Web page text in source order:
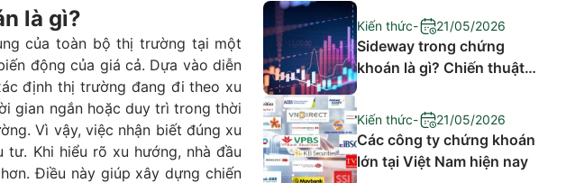
là gì?
của toàn bộ thị trường tại một
động của giá cả. Dựa vào diễn
định thị trường đang đi theo xu
gian ngắn hoặc duy trì trong thời
Vì vậy, việc nhận biết đúng xu
Khi hiểu rõ xu hướng, nhà đầu
Điều này giúp xây dựng chiến
Kiến thức- 21/05/2026
Sideway trong chứng
khoán là gì? Chiến thuật
Kiến thức- 21/05/2026
Các công ty chứng khoán
lớn tại Việt Nam hiện nay